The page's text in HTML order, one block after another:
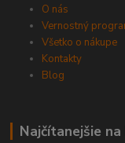
O nás
Vernostný
Všetko o nákupe
Kontakty
Blog
Najčítanejšie